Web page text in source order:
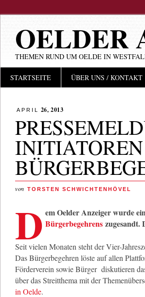
OELDER
THEMEN RUND UM OELDE IN
Hauptmenü
InhaltSTARTSEITE ÜBER UNS / KONTAKT
APRIL 26, 2013
von TORSTEN SCHWICHTENHÖVEL
D em Oelder Anzeiger wurde
Bürgerbegehrens zugesandt.
Seit vielen Monaten steht der Vier-
Das Bürgerbegehren löste auf allen
Förderverein sowie Bürger diskutieren
über das Streitthema mit der
in Oelde.